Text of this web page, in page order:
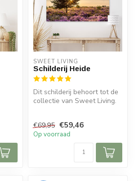
SWEET LIVING
Schilderij Heide
Dit schilderij behoort tot de
collectie van Sweet Living.
€69,95 €59,46
Op voorraad